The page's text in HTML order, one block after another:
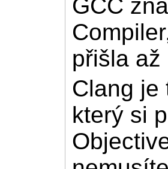
GCC
přišla
Clang je
který si